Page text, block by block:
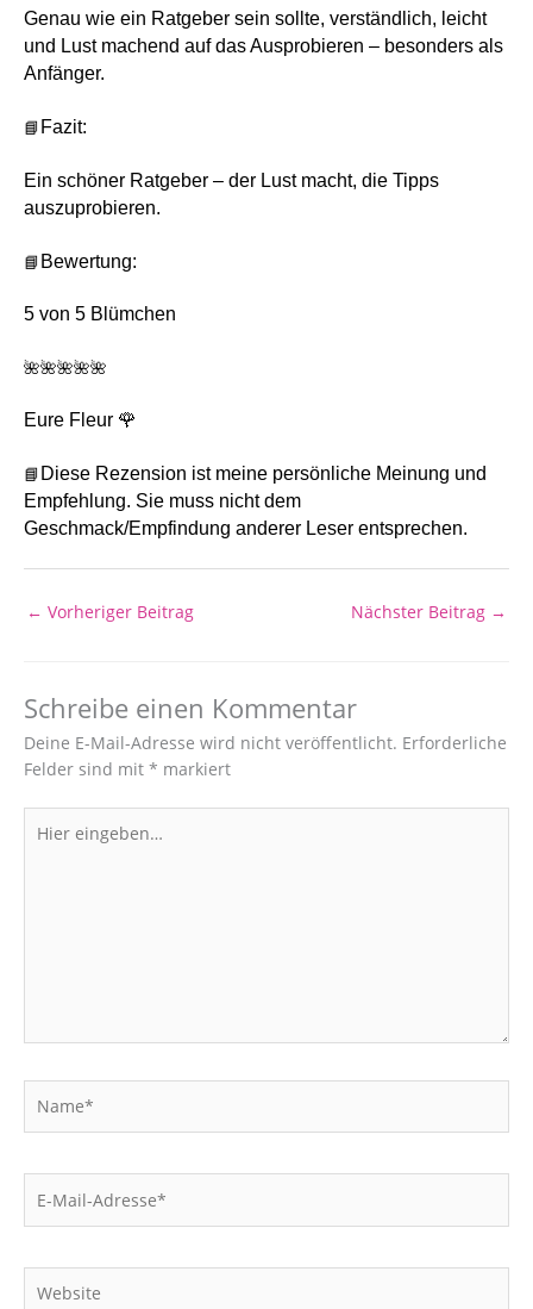
Genau wie ein Ratgeber sein sollte, verständlich, leicht
und Lust machend auf das Ausprobieren – besonders als
Anfänger.
📘 Fazit:
Ein schöner Ratgeber – der Lust macht, die Tipps
auszuprobieren.
📘 Bewertung:
5 von 5 Blümchen
🌺🌺🌺🌺🌺
Eure Fleur 🌹
📘 Diese Rezension ist meine persönliche Meinung und
Empfehlung. Sie muss nicht dem
Geschmack/Empfindung anderer Leser entsprechen.
← Vorheriger Beitrag Nächster Beitrag →
Schreibe einen Kommentar
Deine E-Mail-Adresse wird nicht veröffentlicht. Erforderliche
Felder sind mit * markiert
eingeben…
Mail-